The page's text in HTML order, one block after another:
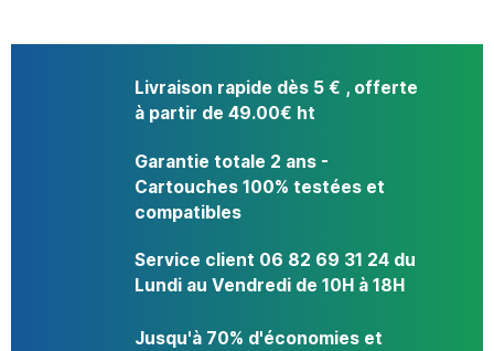
Livraison rapide dès 5 € , offerte
à partir de 49.00€ ht
Garantie totale 2 ans -
Cartouches 100% testées et
compatibles
Service client 06 82 69 31 24 du
Lundi au Vendredi de 10H à 18H
Jusqu'à 70% d'économies et